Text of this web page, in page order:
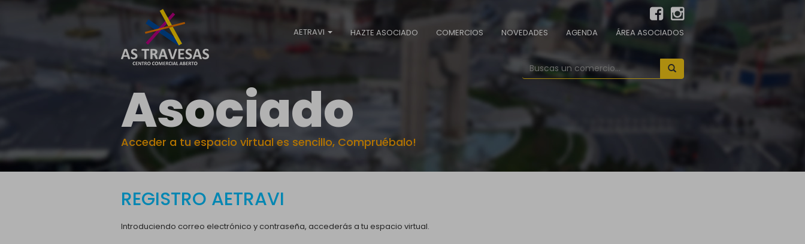
AETRAVI HAZTE ASOCIADO COMERCIOS NOVEDADES AGENDA ÁREA ASOCIADOS
Asociado
Acceder a tu espacio virtual es sencillo, Compruébalo!
REGISTRO AETRAVI
Introduciendo correo electrónico y contraseña, accederás a tu espacio virtual.